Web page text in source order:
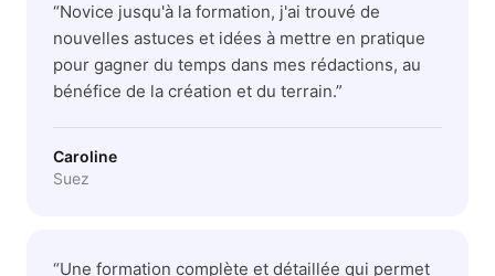
“Novice jusqu'à la formation, j'ai trouvé de
nouvelles astuces et idées à mettre en pratique
pour gagner du temps dans mes rédactions, au
bénéfice de la création et du terrain.”
Caroline
Suez
“Une formation complète et détaillée qui permet